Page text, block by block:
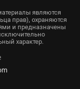
являются
прав), охраняются
и предназначены
характер.